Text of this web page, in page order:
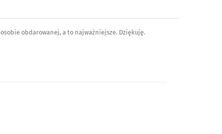
obdarowanej, a to najważniejsze. Dziękuję.